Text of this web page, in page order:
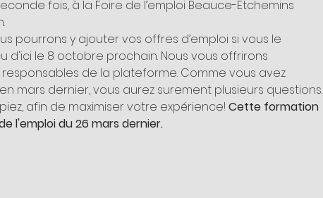
fois, à la Foire de l’emploi Beauce-Etchemins
pourrons y ajouter vos offres d’emploi si vous le
d'ici le 8 octobre prochain. Nous vous offrirons
de la plateforme. Comme vous avez
mars dernier, vous aurez surement plusieurs questions.
afin de maximiser votre expérience! Cette formation
l'emploi du 26 mars dernier.